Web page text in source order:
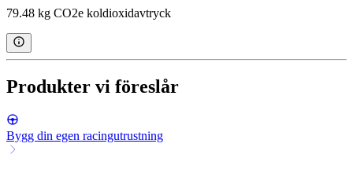
79.48 kg CO2e koldioxidavtryck
Produkter vi föreslår
Bygg din egen racingutrustning